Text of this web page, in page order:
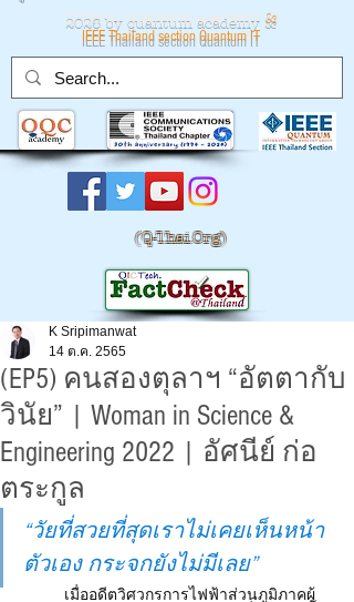
2026 by quantum academy &
IEEE Thailand section Quantum IT
(Q-Thai.Org)
(EP5) คนสองตุลาฯ “อัตตากับ
วินัย” | Woman in Science &
Engineering 2022 | อัศนีย์ ก่อ
ตระกูล
K Sripimanwat
14 ต.ค. 2565
“วัยที่สวยที่สุดเราไม่เคยเห็นหน้า
ตัวเอง กระจกยังไม่มีเลย”